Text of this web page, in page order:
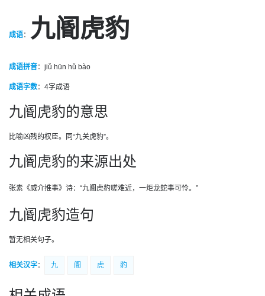
成语： 九阍虎豹
成语拼音：jiǔ hūn hǔ bào
成语字数： 4字成语
九阍虎豹的意思
比喻凶残的权臣。同“九关虎豹”。
九阍虎豹的来源出处
张素《威介推事》诗：“九阍虎豹嗟难近，一炬龙蛇事可怜。”
九阍虎豹造句
暂无相关句子。
相关汉字： 九 阍 虎 豹